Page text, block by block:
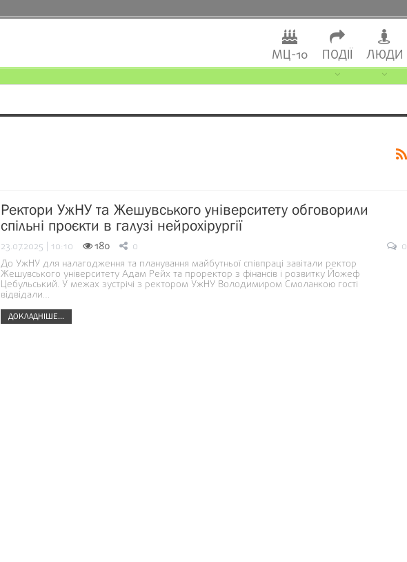
МЦ-10 ПОДІЇ ЛЮДИ
Ректори УжНУ та Жешувського університету обговорили
спільні проєкти в галузі нейрохірургії
23.07.2025 | 10:10 180 0
0
До УжНУ для налагодження та планування майбутньої співпраці завітали ректор
Жешувського університету Адам Рейх та проректор з фінансів і розвитку Йожеф
Цебульський. У межах зустрічі з ректором УжНУ Володимиром Смоланкою гості
відвідали…
ДОКЛАДНІШЕ...